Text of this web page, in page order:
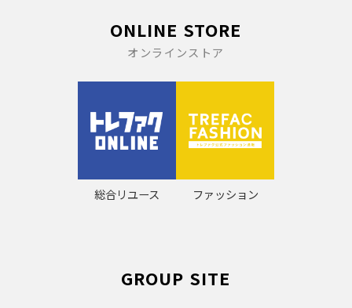
ONLINE STORE
オンラインストア
総合リユース ファッション
GROUP SITE